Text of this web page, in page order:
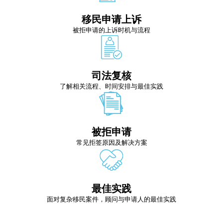
移民申请上诉
被拒申请的上诉时机与流程
司法复核
了解相关流程、时间安排与最佳实践
被拒申请
常见拒签原因及解决方案
最佳实践
面对复杂移民案件，顾问与申请人的最佳实践